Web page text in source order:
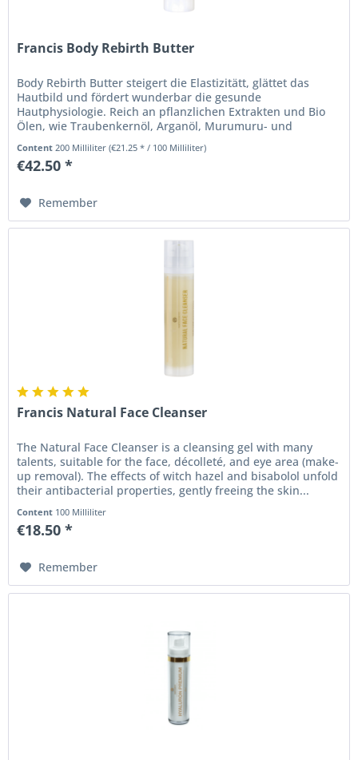
Francis Body Rebirth Butter
Body Rebirth Butter steigert die Elastizitätt, glättet das
Hautbild und fördert wunderbar die gesunde
Hautphysiologie. Reich an pflanzlichen Extrakten und Bio
Ölen, wie Traubenkernöl, Arganöl, Murumuru- und
Content 200 Milliliter(€21.25 * / 100 Milliliter)
€42.50 *
Remember
Francis Natural Face Cleanser
The Natural Face Cleanser is a cleansing gel with many
talents, suitable for the face, décolleté, and eye area (make-
up removal). The effects of witch hazel and bisabolol unfold
their antibacterial properties, gently freeing the skin...
Content 100 Milliliter
€18.50 *
Remember